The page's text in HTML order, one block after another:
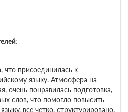
присоединилась к
языку. Атмосфера на
очень понравилась подготовка,
слов, что помогло повысить
все четко, структурировано.